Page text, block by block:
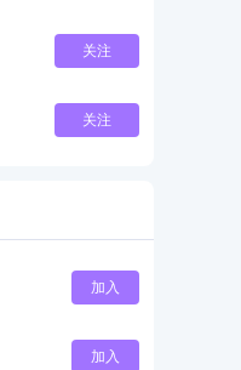
关注
关注
加入
加入